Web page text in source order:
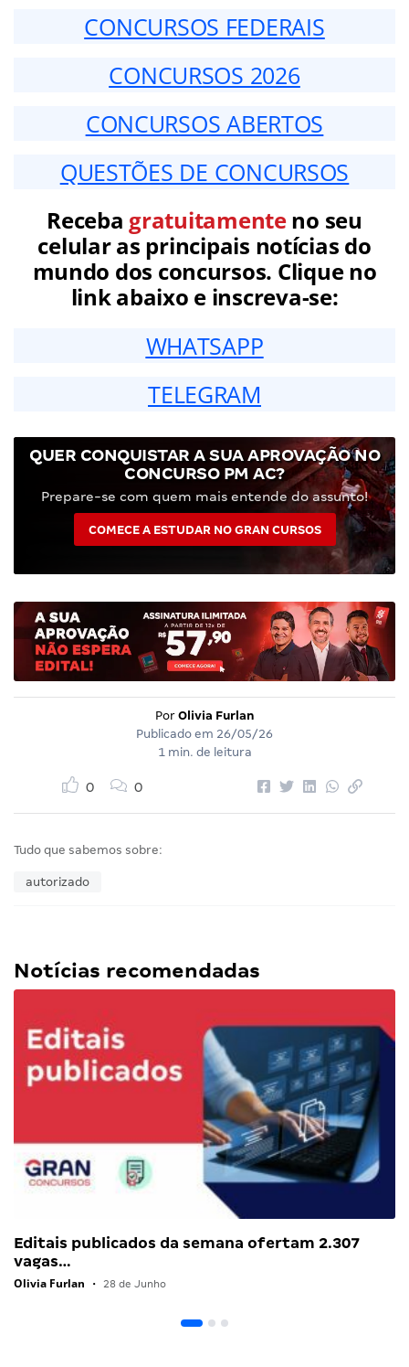
CONCURSOS FEDERAIS
CONCURSOS 2026
CONCURSOS ABERTOS
QUESTÕES DE CONCURSOS
Receba gratuitamenteno seu
celular as principais notícias do
mundo dos concursos. Clique no
link abaixo e inscreva-se:
WHATSAPP
TELEGRAM
QUER CONQUISTAR A SUA APROVAÇÃO NO
CONCURSO PM AC?
Prepare-se com quem mais entende do assunto!
COMECE A ESTUDAR NO GRAN CURSOS
Por Olivia Furlan
Publicado em 26/05/26
1 min. de leitura
0 0
Tudo que sabemos sobre:
autorizado
Notícias recomendadas
Editais publicados da semana ofertam 2.307
vagas…
Olivia Furlan • 28 de Junho